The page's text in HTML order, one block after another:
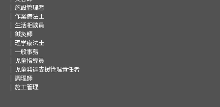
施設管理者
作業療法士
生活相談員
鍼灸師
理学療法士
一般事務
児童指導員
児童発達支援管理責任者
調理師
施工管理